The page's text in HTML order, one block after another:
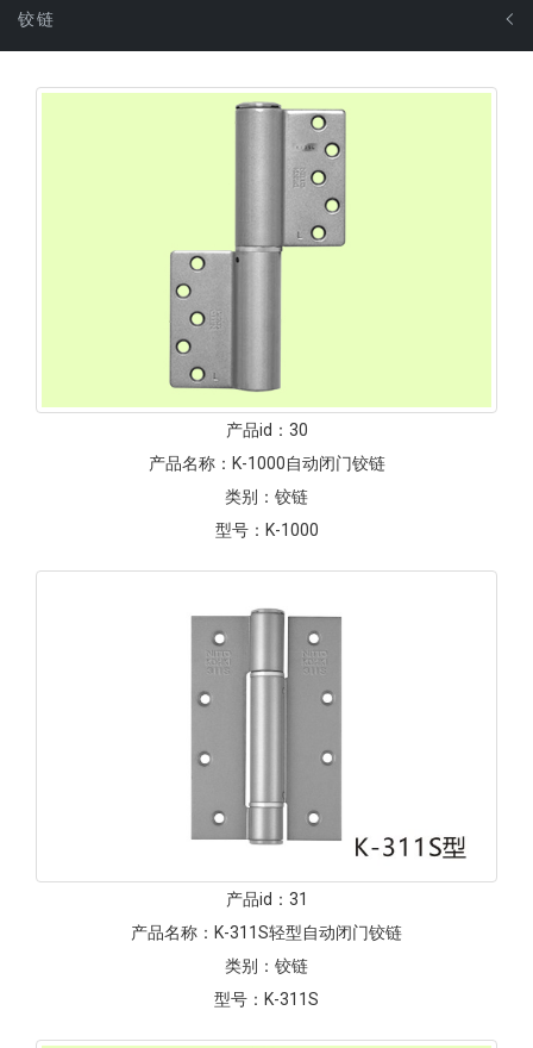
铰链
产品id： 30
产品名称： K-1000自动闭门铰链
类别： 铰链
型号： K-1000
产品id： 31
产品名称： K-311S轻型自动闭门铰链
类别： 铰链
型号： K-311S